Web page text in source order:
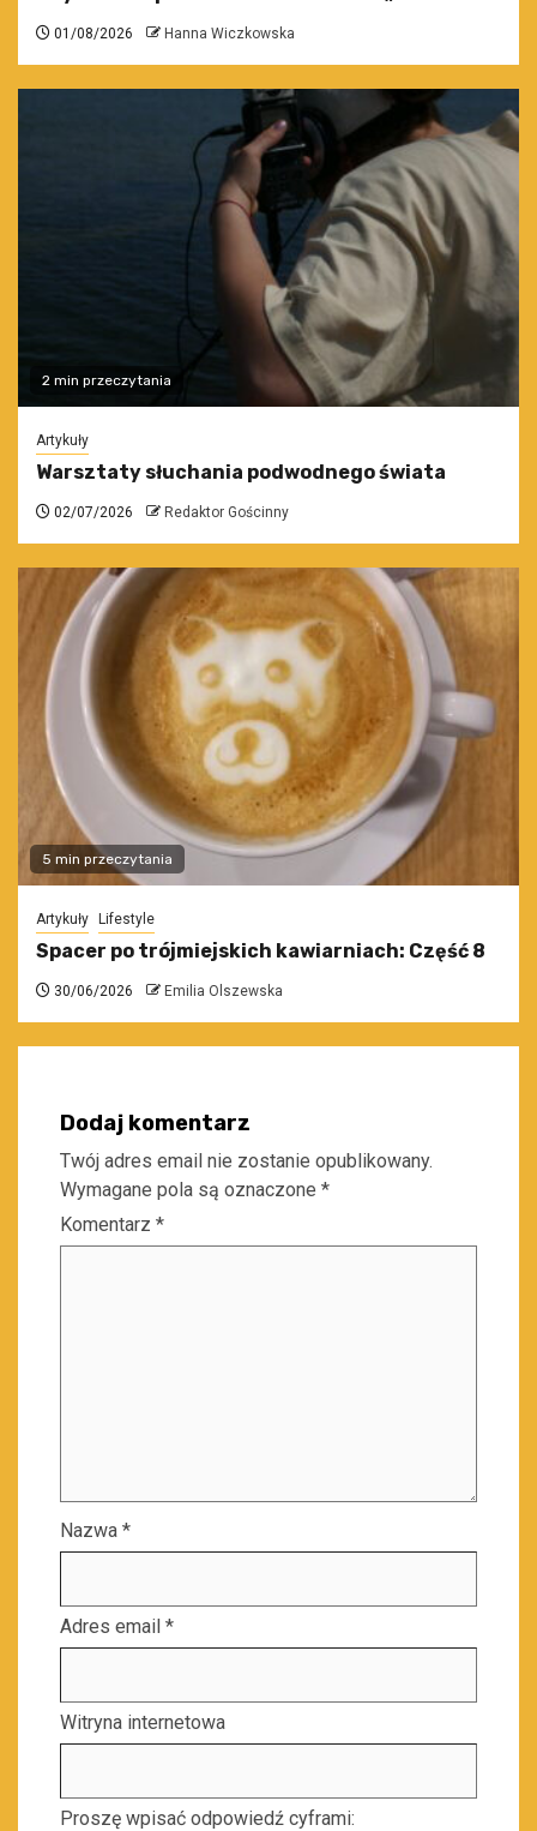
01/08/2026 Hanna Wiczkowska
2 min przeczytania
Artykuły
Warsztaty słuchania podwodnego świata
02/07/2026 Redaktor Gościnny
5 min przeczytania
Artykuły Lifestyle
Spacer po trójmiejskich kawiarniach: Część 8
30/06/2026 Emilia Olszewska
Dodaj komentarz
Twój adres email nie zostanie opublikowany.
Wymagane pola są oznaczone *
Komentarz *
Nazwa *
Adres email *
Witryna internetowa
Proszę wpisać odpowiedź cyframi: